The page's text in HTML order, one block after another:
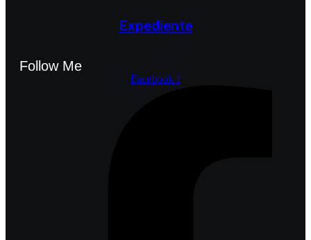
Expediente
Follow Me
Facebook-f